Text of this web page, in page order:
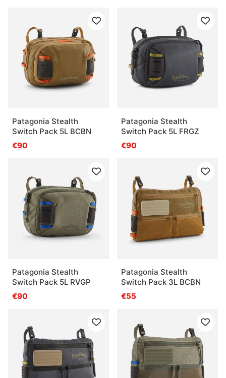
Patagonia Stealth
Switch Pack 5L BCBN
€90
Patagonia Stealth
Switch Pack 5L FRGZ
€90
Patagonia Stealth
Switch Pack 5L RVGP
€90
Patagonia Stealth
Switch Pack 3L BCBN
€55